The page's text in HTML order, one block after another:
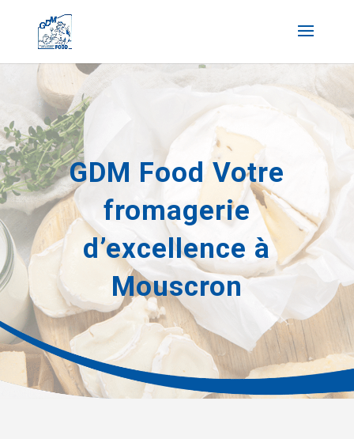
GDM Food Votre
fromagerie
d’excellence à
Mouscron